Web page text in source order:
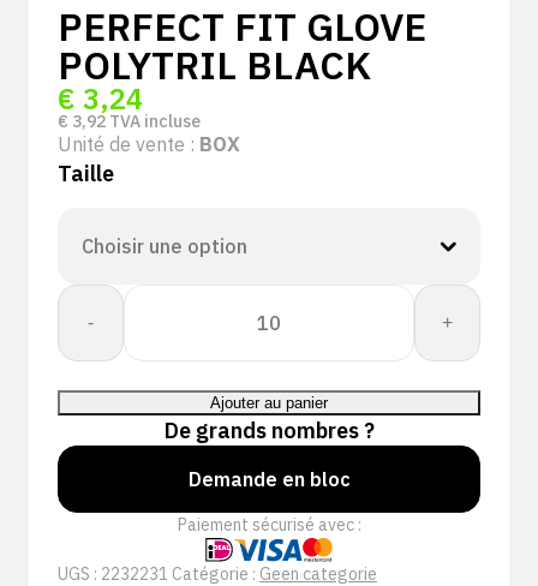
PERFECT FIT GLOVE
POLYTRIL BLACK
€ 3,24
€ 3,92 TVA incluse
Unité de vente : BOX
Taille
-
quantité
PERFECT
FIT
GLOVE
POLYTRIL
BLACK
+
Ajouter au panier
De grands nombres ?
Demande en bloc
Paiement sécurisé avec :
UGS : 2232231 Catégorie : Geen categorie